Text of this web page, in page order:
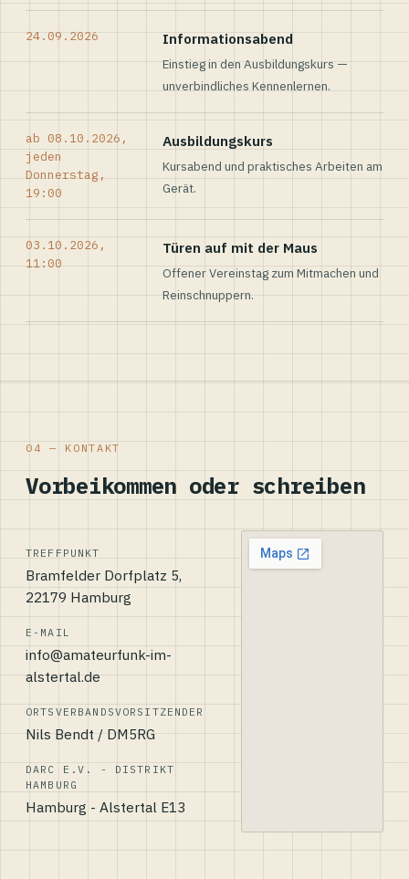
24.09.2026 Informationsabend
Einstieg in den Ausbildungskurs —
unverbindliches Kennenlernen.
ab 08.10.2026,
jeden
Donnerstag,
19:00
Ausbildungskurs
Kursabend und praktisches Arbeiten am
Gerät.
03.10.2026,
11:00
Türen auf mit der Maus
Offener Vereinstag zum Mitmachen und
Reinschnuppern.
04 — KONTAKT
Vorbeikommen oder schreiben
TREFFPUNKT
Bramfelder Dorfplatz 5,
22179 Hamburg
E-MAIL
info@amateurfunk-im-
alstertal.de
ORTSVERBANDSVORSITZENDER
Nils Bendt / DM5RG
DARC E.V. - DISTRIKT
HAMBURG
Hamburg - Alstertal E13